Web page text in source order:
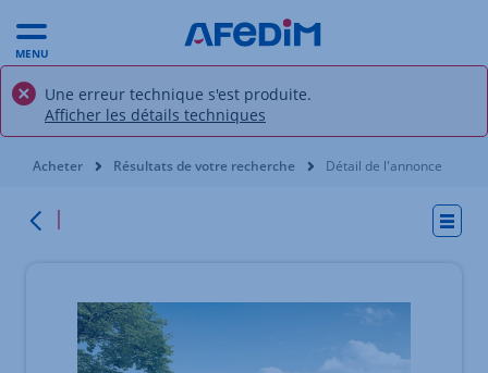
MENU
Une erreur technique s'est produite.
Afficher les détails techniques
Vous êtes ici:
Acheter Résultats de votre recherche Détail de l'annonce
Élément 1 sur 2